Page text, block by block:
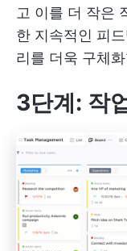
고 이를 더 작은
한 지속적인 피
리를 더욱 구체
3단계: 작